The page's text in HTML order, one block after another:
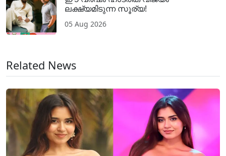
ലക്ഷ്യമിടുന്ന സൂര്യ!
05 Aug 2026
Related News